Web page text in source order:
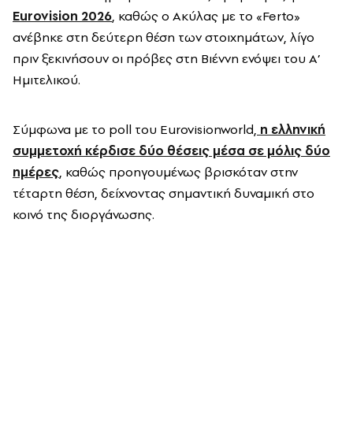
Eurovision 2026, καθώς ο Ακύλας με το «Ferto»
ανέβηκε στη δεύτερη θέση των στοιχημάτων, λίγο
πριν ξεκινήσουν οι πρόβες στη Βιέννη ενόψει του Α’
Ημιτελικού.
Σύμφωνα με το poll του Eurovisionworld, η ελληνική
συμμετοχή κέρδισε δύο θέσεις μέσα σε μόλις δύο
ημέρες, καθώς προηγουμένως βρισκόταν στην
τέταρτη θέση, δείχνοντας σημαντική δυναμική στο
κοινό της διοργάνωσης.